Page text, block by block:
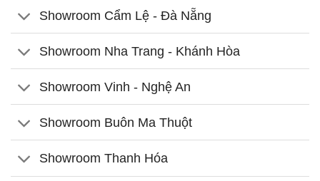
Showroom Cẩm Lệ - Đà Nẵng
Showroom Nha Trang - Khánh Hòa
Showroom Vinh - Nghệ An
Showroom Buôn Ma Thuột
Showroom Thanh Hóa